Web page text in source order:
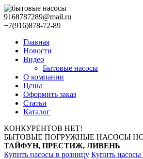
9168787289@mail.ru
+7(916)878-72-89
Главная
Новости
Видео
Бытовые насосы
О компании
Цены
Оформить заказ
Статьи
Каталог
КОНКУРЕНТОВ НЕТ!
БЫТОВЫЕ ПОГРУЖНЫЕ НАСОСЫ
ТАЙФУН, ПРЕСТИЖ, ЛИВЕНЬ
Купить насосы в розницу Купить